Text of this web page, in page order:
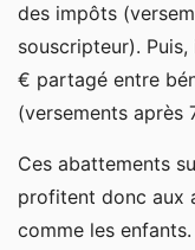
des impôts
souscripteur).
€ partagé entre
(versements après
Ces abattements
profitent donc aux
comme les